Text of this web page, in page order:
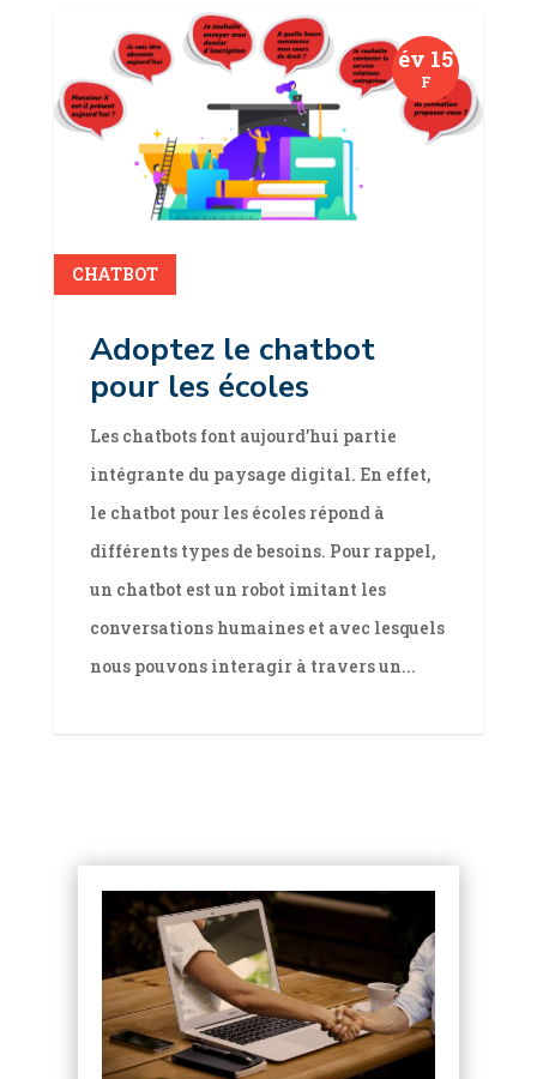
lire plus
Adoptez le chatbot
pour les écoles
CHATBOT
Les chatbots font aujourd’hui partie
intégrante du paysage digital. En effet,
le chatbot pour les écoles répond à
différents types de besoins. Pour rappel,
un chatbot est un robot imitant les
conversations humaines et avec lesquels
nous pouvons interagir à travers un...
év 15
F